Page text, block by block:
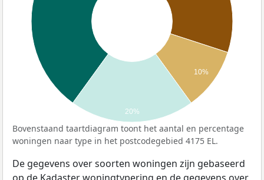
10%
20%
Bovenstaand taartdiagram toont het aantal en percentage
woningen naar type in het postcodegebied 4175 EL.
De gegevens over soorten woningen zijn gebaseerd